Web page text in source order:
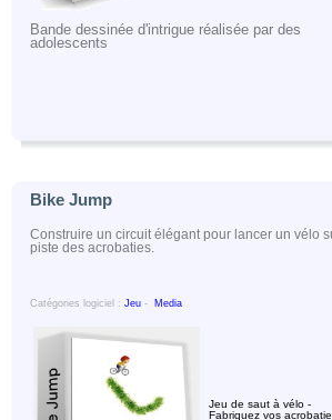
Bande dessinée d'intrigue réalisée par des
adolescents
Bike Jump
Construire un circuit élégant pour lancer un vélo
piste des acrobaties.
Catégories logiciel : Jeu - Media
Jeu de saut à vélo -
Fabriquez vos